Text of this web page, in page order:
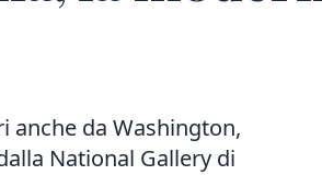
anche da Washington,
National Gallery di